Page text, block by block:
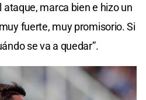
ataque, marca bien e hizo un
fuerte, muy promisorio. Si
se va a quedar”.